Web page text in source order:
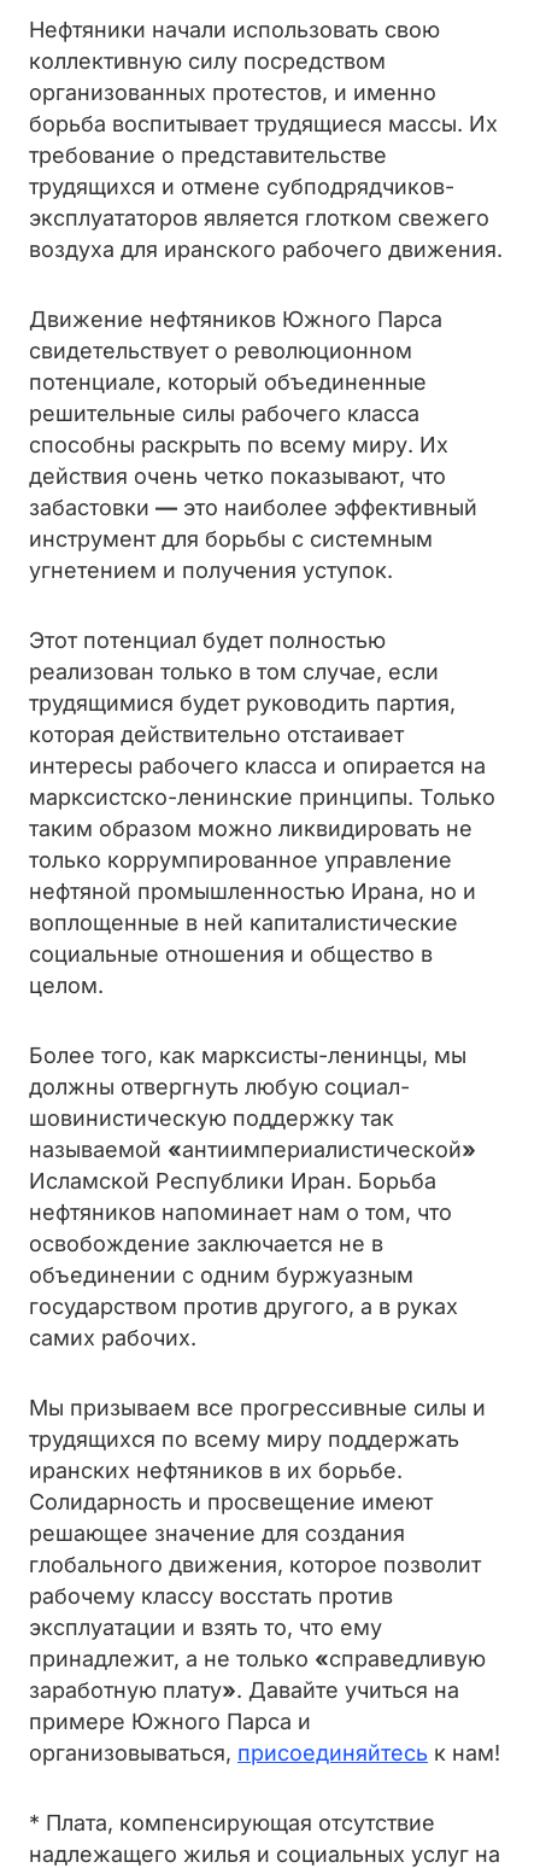
Нефтяники начали использовать свою
коллективную силу посредством
организованных протестов, и именно
борьба воспитывает трудящиеся массы. Их
требование о представительстве
трудящихся и отмене субподрядчиков-
эксплуататоров является глотком свежего
воздуха для иранского рабочего движения.
Движение нефтяников Южного Парса
свидетельствует о революционном
потенциале, который объединенные
решительные силы рабочего класса
способны раскрыть по всему миру. Их
действия очень четко показывают, что
забастовки — это наиболее эффективный
инструмент для борьбы с системным
угнетением и получения уступок.
Этот потенциал будет полностью
реализован только в том случае, если
трудящимися будет руководить партия,
которая действительно отстаивает
интересы рабочего класса и опирается на
марксистско-ленинские принципы. Только
таким образом можно ликвидировать не
только коррумпированное управление
нефтяной промышленностью Ирана, но и
воплощенные в ней капиталистические
социальные отношения и общество в
целом.
Более того, как марксисты-ленинцы, мы
должны отвергнуть любую социал-
шовинистическую поддержку так
называемой «антиимпериалистической»
Исламской Республики Иран. Борьба
нефтяников напоминает нам о том, что
освобождение заключается не в
объединении с одним буржуазным
государством против другого, а в руках
самих рабочих.
Мы призываем все прогрессивные силы и
трудящихся по всему миру поддержать
иранских нефтяников в их борьбе.
Солидарность и просвещение имеют
решающее значение для создания
глобального движения, которое позволит
рабочему классу восстать против
эксплуатации и взять то, что ему
принадлежит, а не только «справедливую
заработную плату». Давайте учиться на
примере Южного Парса и
организовываться, присоединяйтесь к нам!
* Плата, компенсирующая отсутствие
надлежащего жилья и социальных услуг на